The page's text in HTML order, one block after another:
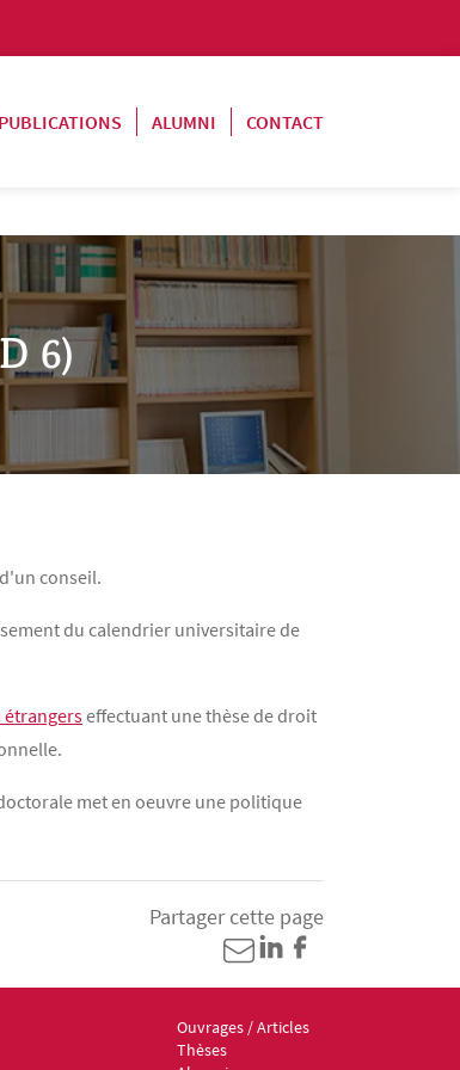
PUBLICATIONS ALUMNI CONTACT
6)
conseil.
du calendrier universitaire de
étrangerseffectuant une thèse de droit
met en oeuvre une politique
Partager cette page
Menu footer ED6 3
Ouvrages / Articles
Thèses